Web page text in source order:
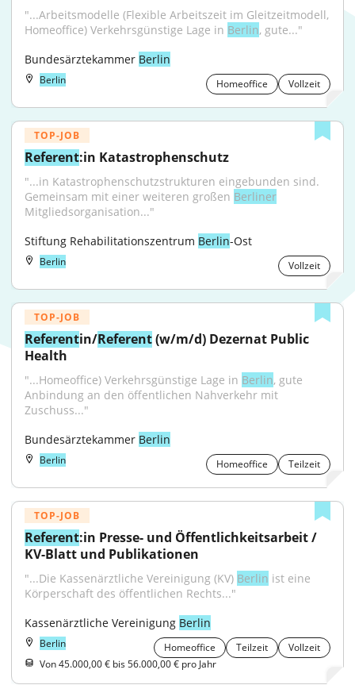
"...Arbeitsmodelle (Flexible Arbeitszeit im Gleitzeitmodell,
Homeoffice) Verkehrsgünstige Lage in Berlin, gute..."
Bundesärztekammer Berlin
Berlin Homeoffice Vollzeit
TOP-JOB
Referent:in Katastrophenschutz
"...in Katastrophenschutzstrukturen eingebunden sind.
Gemeinsam mit einer weiteren großen Berliner
Mitgliedsorganisation..."
Stiftung Rehabilitationszentrum Berlin-Ost
Berlin Vollzeit
TOP-JOB
Referentin/Referent (w/m/d) Dezernat Public
Health
"...Homeoffice) Verkehrsgünstige Lage in Berlin, gute
Anbindung an den öffentlichen Nahverkehr mit
Zuschuss..."
Bundesärztekammer Berlin
Berlin Homeoffice Teilzeit
TOP-JOB
Referent:in Presse- und Öffentlichkeitsarbeit /
KV-Blatt und Publikationen
"...Die Kassenärztliche Vereinigung (KV) Berlin ist eine
Körperschaft des öffentlichen Rechts..."
Kassenärztliche Vereinigung Berlin
Berlin Homeoffice Teilzeit
Vollzeit
Von 45.000,00 € bis 56.000,00 € pro Jahr